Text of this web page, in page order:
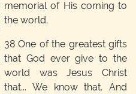
memorial of His coming to
the world.
38 One of the greatest gifts
that God ever give to the
world was Jesus Christ
that... We know that. And